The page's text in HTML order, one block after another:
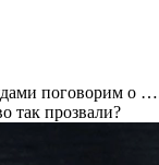
поговорим о
так прозвали?